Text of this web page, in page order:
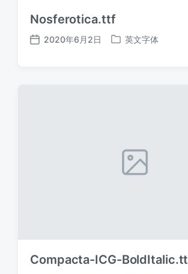
Nosferotica.ttf
发
2020年6月2日
发
英文字体
Compacta-ICG-